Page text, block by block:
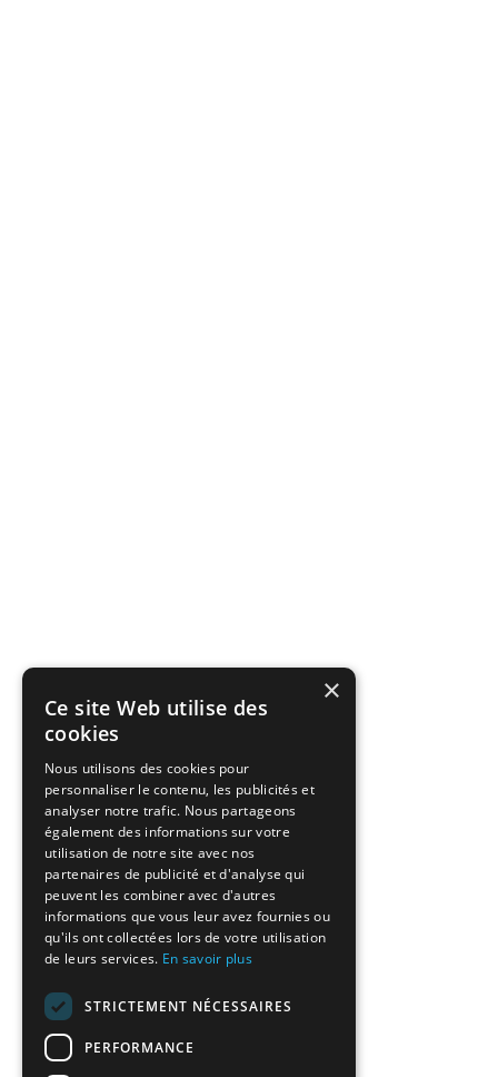
×
Ce site Web utilise des
cookies
Nous utilisons des cookies pour
personnaliser le contenu, les publicités et
analyser notre trafic. Nous partageons
également des informations sur votre
utilisation de notre site avec nos
partenaires de publicité et d'analyse qui
peuvent les combiner avec d'autres
informations que vous leur avez fournies ou
qu'ils ont collectées lors de votre utilisation
de leurs services. En savoir plus
STRICTEMENT NÉCESSAIRES
PERFORMANCE